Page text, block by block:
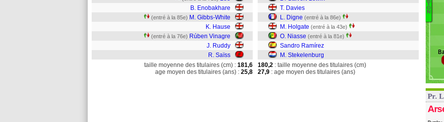
B. Enobakhare
(entré à la 85e) M. Gibbs-White
K. Hause
(entré à la 76e) Rúben Vinagre
J. Ruddy
R. Saïss
T. Davies
L. Digne (entré à la 86e)
M. Holgate (entré à la 43e)
O. Niasse (entré à la 81e)
Sandro Ramírez
M. Stekelenburg
taille moyenne des titulaires (cm) : 181,6
age moyen des titulaires (ans) : 25,8
180,2 : taille moyenne des titulaires (cm)
27,9 : age moyen des titulaires (ans)
O
N
Pr.